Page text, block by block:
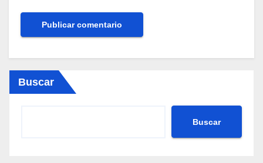
Buscar
Buscar